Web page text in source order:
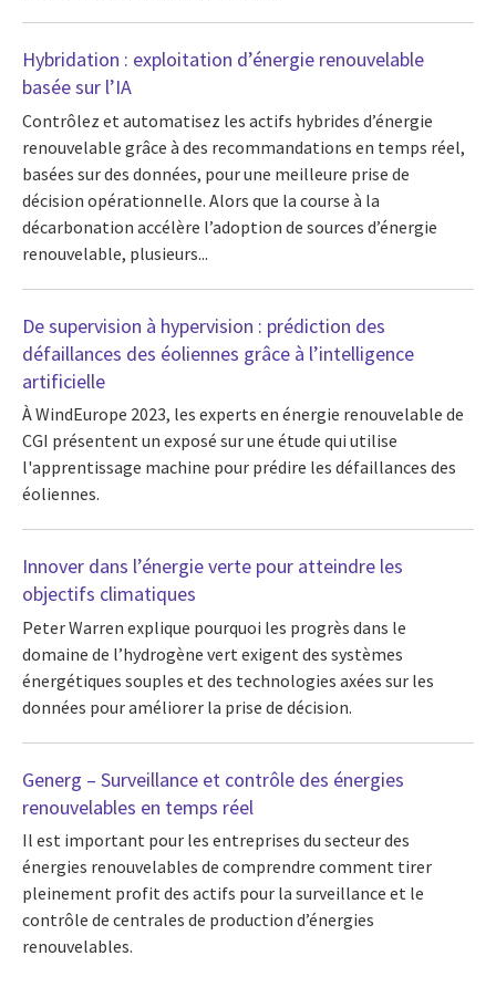
Hybridation : exploitation d’énergie renouvelable
basée sur l’IA
Contrôlez et automatisez les actifs hybrides d’énergie
renouvelable grâce à des recommandations en temps réel,
basées sur des données, pour une meilleure prise de
décision opérationnelle. Alors que la course à la
décarbonation accélère l’adoption de sources d’énergie
renouvelable, plusieurs...
De supervision à hypervision : prédiction des
défaillances des éoliennes grâce à l’intelligence
artificielle
À WindEurope 2023, les experts en énergie renouvelable de
CGI présentent un exposé sur une étude qui utilise
l'apprentissage machine pour prédire les défaillances des
éoliennes.
Innover dans l’énergie verte pour atteindre les
objectifs climatiques
Peter Warren explique pourquoi les progrès dans le
domaine de l’hydrogène vert exigent des systèmes
énergétiques souples et des technologies axées sur les
données pour améliorer la prise de décision.
Generg – Surveillance et contrôle des énergies
renouvelables en temps réel
Il est important pour les entreprises du secteur des
énergies renouvelables de comprendre comment tirer
pleinement profit des actifs pour la surveillance et le
contrôle de centrales de production d’énergies
renouvelables.